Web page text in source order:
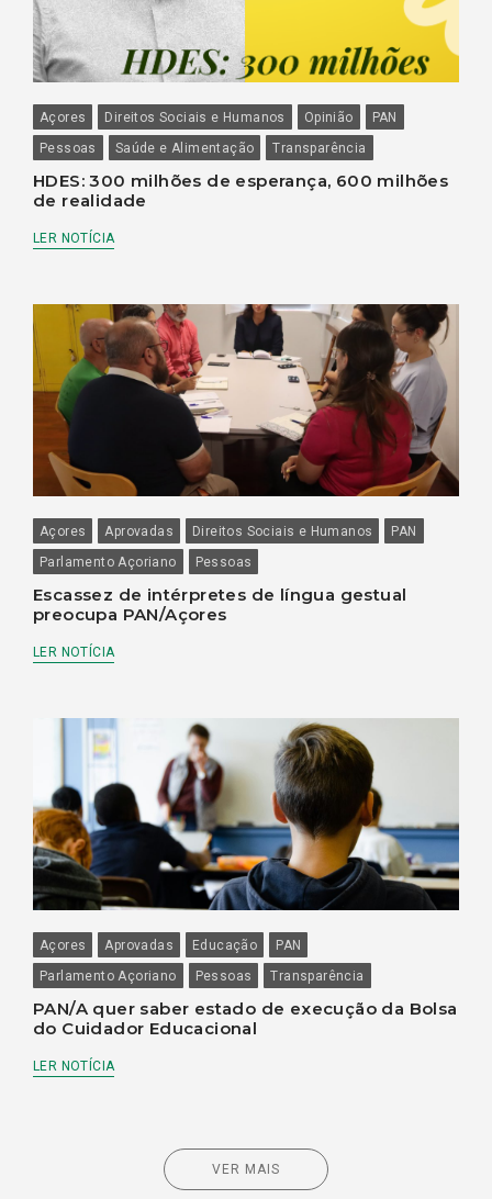
Açores Direitos Sociais e Humanos Opinião
PAN
Pessoas
Saúde e Alimentação Transparência
HDES: 300 milhões de esperança, 600 milhões
de realidade
LER NOTÍCIA
Açores Aprovadas Direitos Sociais e Humanos
PAN
Parlamento Açoriano
Pessoas
Escassez de intérpretes de língua gestual
preocupa PAN/Açores
LER NOTÍCIA
Açores Aprovadas Educação
PAN
Parlamento Açoriano
Pessoas Transparência
PAN/A quer saber estado de execução da Bolsa
do Cuidador Educacional
LER NOTÍCIA
VER MAIS